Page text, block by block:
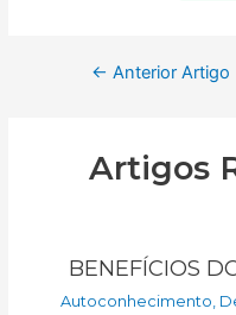
← Anterior Artigo
Artigos
BENEFÍCIOS
Autoconhecimento,